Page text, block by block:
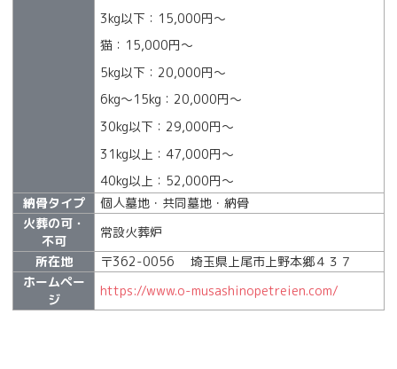
3kg以下：15,000円〜
猫：15,000円～
5kg以下：20,000円〜
6kg～15kg：20,000円〜
30kg以下：29,000円〜
31kg以上：47,000円〜
40kg以上：52,000円〜
納骨タイプ
個人墓地・共同墓地・納骨
火葬の可・
不可
常設火葬炉
所在地
〒362-0056 埼玉県上尾市上野本郷４３７
ホームペー
ジ
https://www.o-musashinopetreien.com/